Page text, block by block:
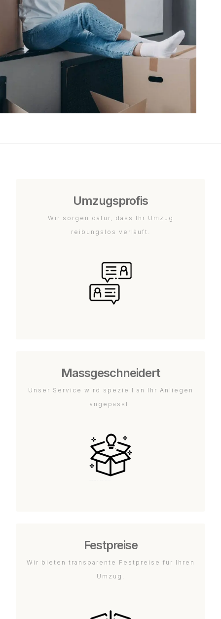
Umzugsprofis
Wir sorgen dafür, dass Ihr Umzug
reibungslos verläuft.
Massgeschneidert
Unser Service wird speziell an Ihr Anliegen
angepasst.
Festpreise
Wir bieten transparente Festpreise für Ihren
Umzug.